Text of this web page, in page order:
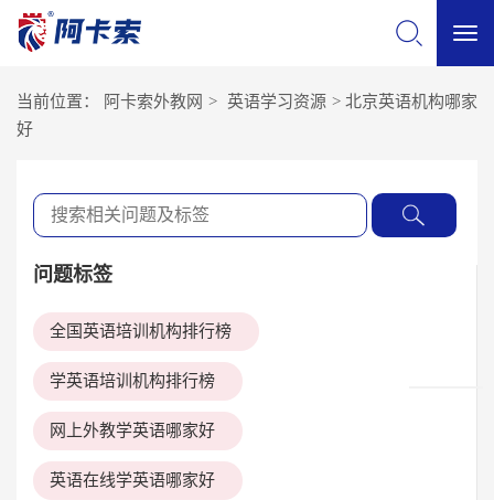
当前位置： 阿卡索外教网 > 英语学习资源 > 北京英语机构哪家
好
问题标签
全国英语培训机构排行榜
学英语培训机构排行榜
网上外教学英语哪家好
英语在线学英语哪家好